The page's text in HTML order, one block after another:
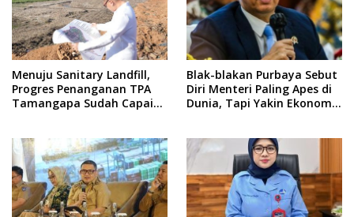
Menuju Sanitary Landfill,
Progres Penanganan TPA
Tamangapa Sudah Capai
Blak-blakan Purbaya Sebut
Diri Menteri Paling Apes di
Dunia, Tapi Yakin Ekonomi